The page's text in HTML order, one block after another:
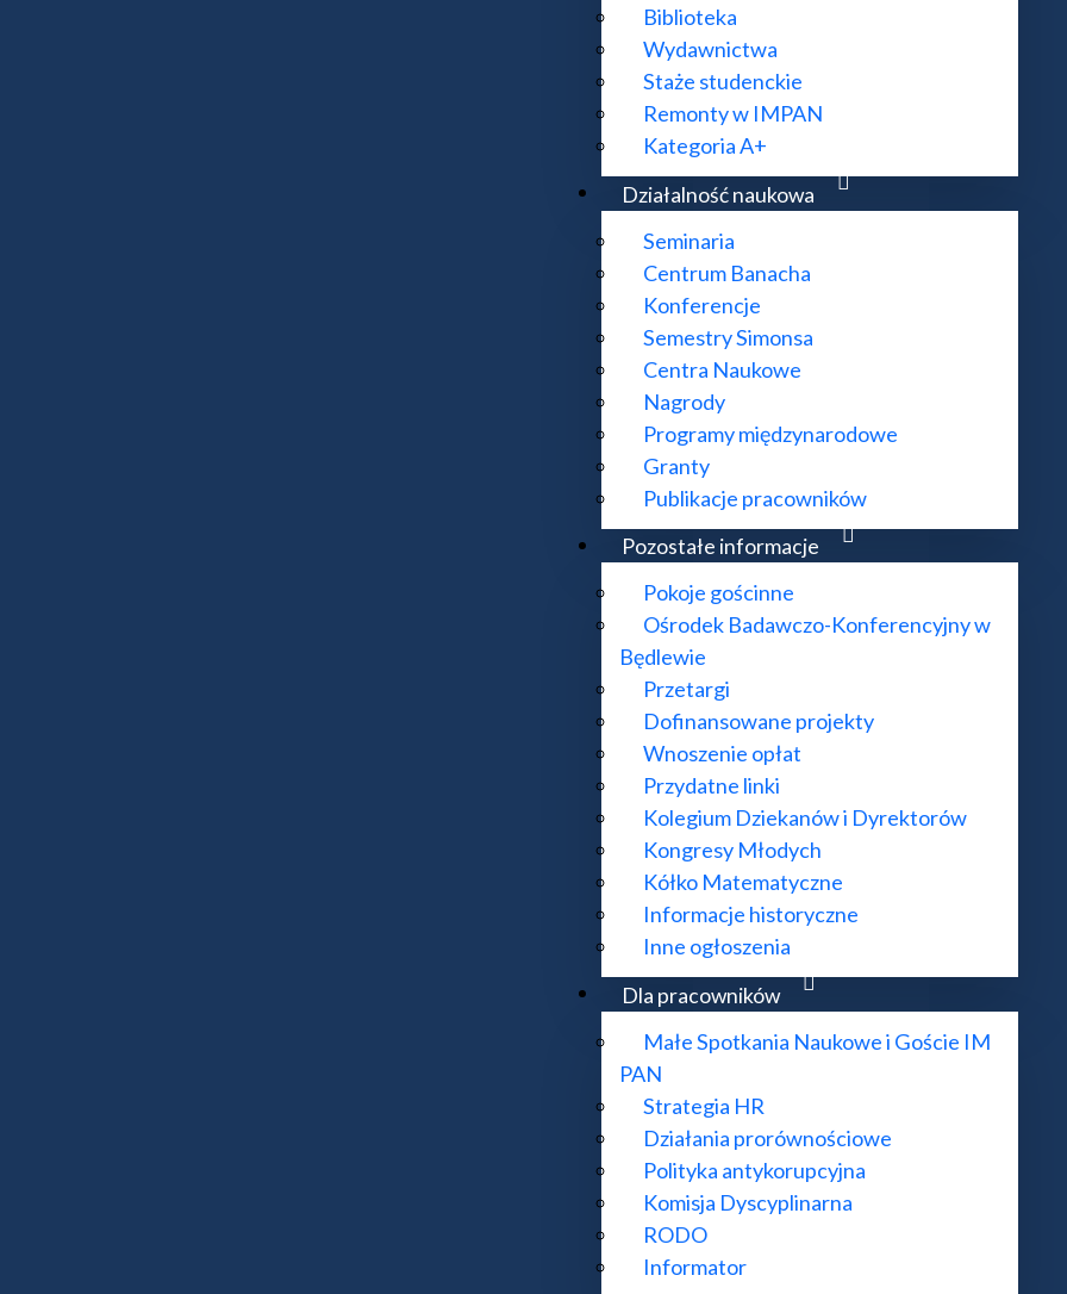
Biblioteka
Wydawnictwa
Staże studenckie
Remonty w IMPAN
Kategoria A+
Działalność naukowa
Seminaria
Centrum Banacha
Konferencje
Semestry Simonsa
Centra Naukowe
Nagrody
Programy międzynarodowe
Granty
Publikacje pracowników
Pozostałe informacje
Pokoje gościnne
Ośrodek Badawczo-Konferencyjny w
Będlewie
Przetargi
Dofinansowane projekty
Wnoszenie opłat
Przydatne linki
Kolegium Dziekanów i Dyrektorów
Kongresy Młodych
Kółko Matematyczne
Informacje historyczne
Inne ogłoszenia
Dla pracowników
Małe Spotkania Naukowe i Goście IM
PAN
Strategia HR
Działania prorównościowe
Polityka antykorupcyjna
Komisja Dyscyplinarna
RODO
Informator
Centrum Banacha wraz z Ośrodkiem Badawczo-Konferencyjnym w Będlewie wpisane na
Sześciu nowych doktorantów dołącza do zespołu IM PAN